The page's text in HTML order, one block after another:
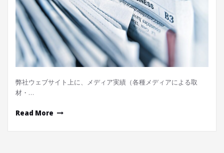
弊社ウェブサイト上に、メディア実績（各種メディアによる取
材・…
Read More